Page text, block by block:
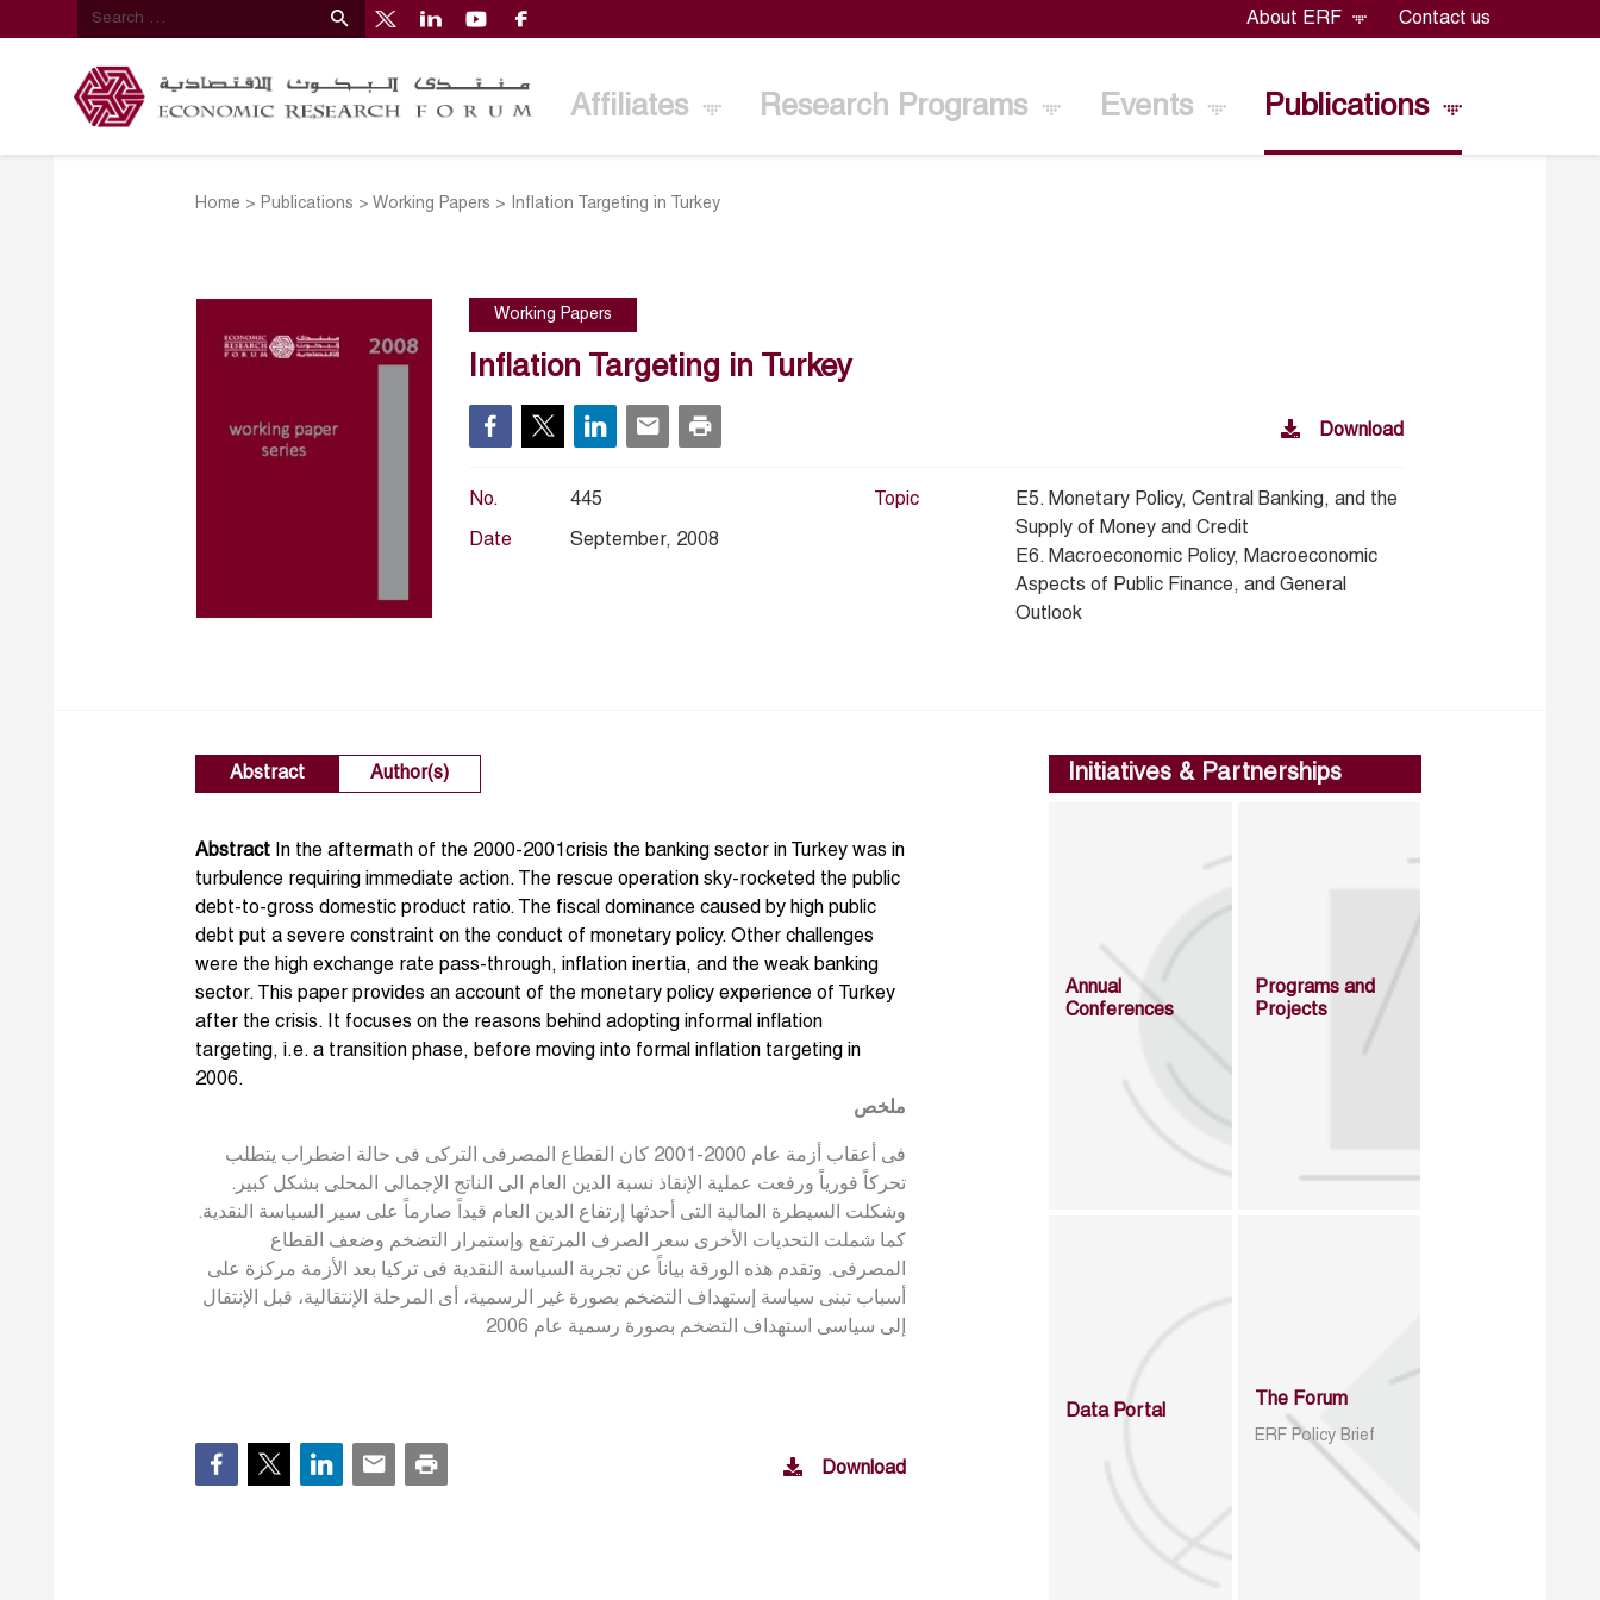
About ERF Contact us
Affiliates Research Programs Events Publications
Home > Publications >Working Papers > Inflation Targeting in Turkey
Working Papers
Inflation Targeting in Turkey
Download
No. 445
Date September, 2008
Topic
E5. Monetary Policy, Central Banking, and the
Supply of Money and Credit
E6. Macroeconomic Policy, Macroeconomic
Aspects of Public Finance, and General
Outlook
Abstract Author(s)
Abstract In the aftermath of the 2000-2001crisis the banking sector in Turkey was in
turbulence requiring immediate action. The rescue operation sky-rocketed the public
debt-to-gross domestic product ratio. The fiscal dominance caused by high public
debt put a severe constraint on the conduct of monetary policy. Other challenges
were the high exchange rate pass-through, inflation inertia, and the weak banking
sector. This paper provides an account of the monetary policy experience of Turkey
after the crisis. It focuses on the reasons behind adopting informal inflation
targeting, i.e. a transition phase, before moving into formal inflation targeting in
2006.
ملخص
فى أعقاب أزمة عام 2000-2001 كان القطاع المصرفى التركى فى حالة اضطراب يتطلب
تحركاً فورياً ورفعت عملية الإنقاذ نسبة الدين العام الى الناتج الإجمالى المحلى بشكل كبير.
وشكلت السيطرة المالية التى أحدثها إرتفاع الدين العام قيداً صارماً على سير السياسة النقدية.
كما شملت التحديات الأخرى سعر الصرف المرتفع وإستمرار التضخم وضعف القطاع
المصرفى. وتقدم هذه الورقة بياناً عن تجربة السياسة النقدية فى تركيا بعد الأزمة مركزة على
أسباب تبنى سياسة إستهداف التضخم بصورة غير الرسمية، أى المرحلة الإنتقالية، قبل الإنتقال
إلى سياسى استهداف التضخم بصورة رسمية عام 2006
Download
Initiatives & Partnerships
Annual
Conferences
Programs and
Projects
Data Portal
The Forum
ERF Policy Brief